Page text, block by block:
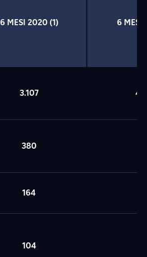
6 MESI 2020 (1) 6 MESI
3.107
380
164
104